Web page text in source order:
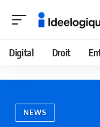
Digital Droit
NEWS